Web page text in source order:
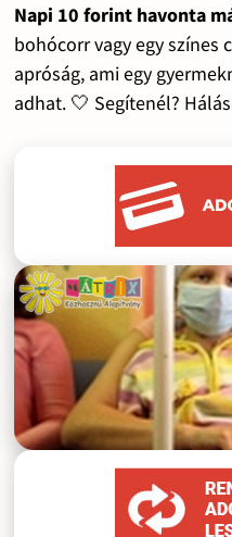
Napi 10 forint havonta
bohócorr vagy egy színes
apróság, ami egy
adhat. 🤍 Segítenél?